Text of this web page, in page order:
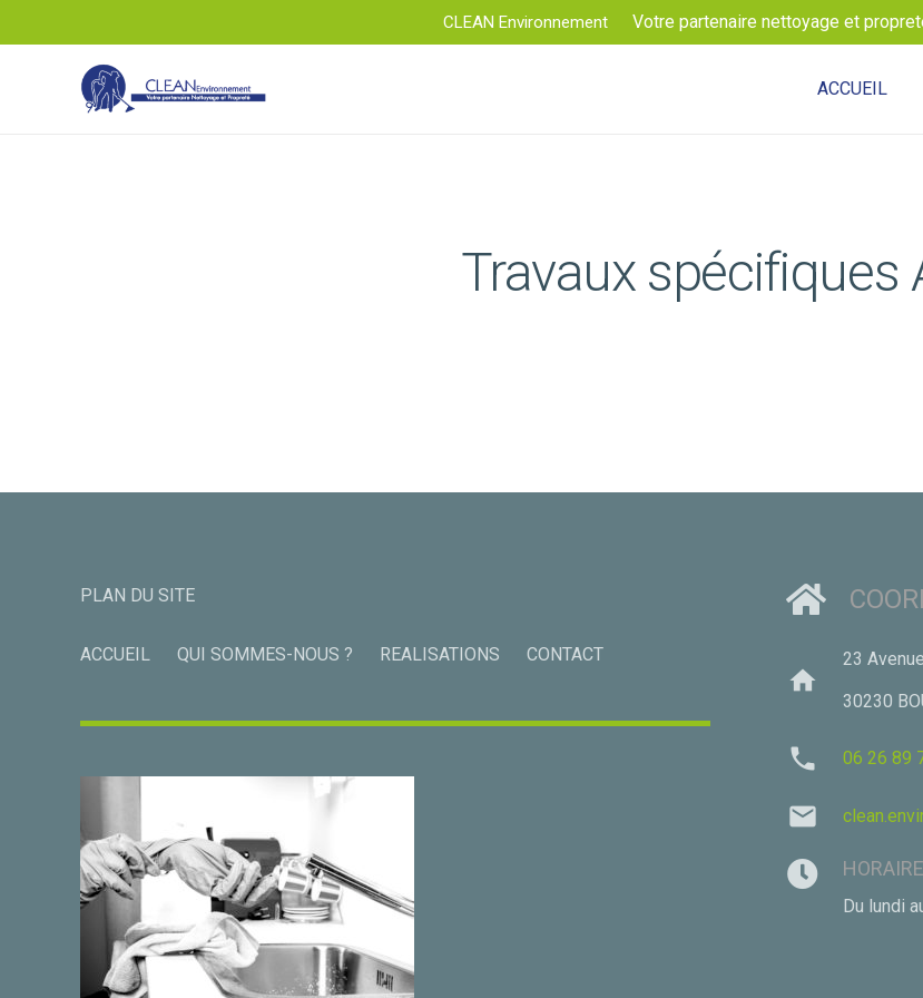
CLEAN Environnement Votre partenaire nettoyage et
ACCUEIL
Travaux spécifiques
PLAN DU SITE
ACCUEIL QUI SOMMES-NOUS ? REALISATIONS CONTACT
home
23
30230
phone 06 26 89
mail
Du lundi